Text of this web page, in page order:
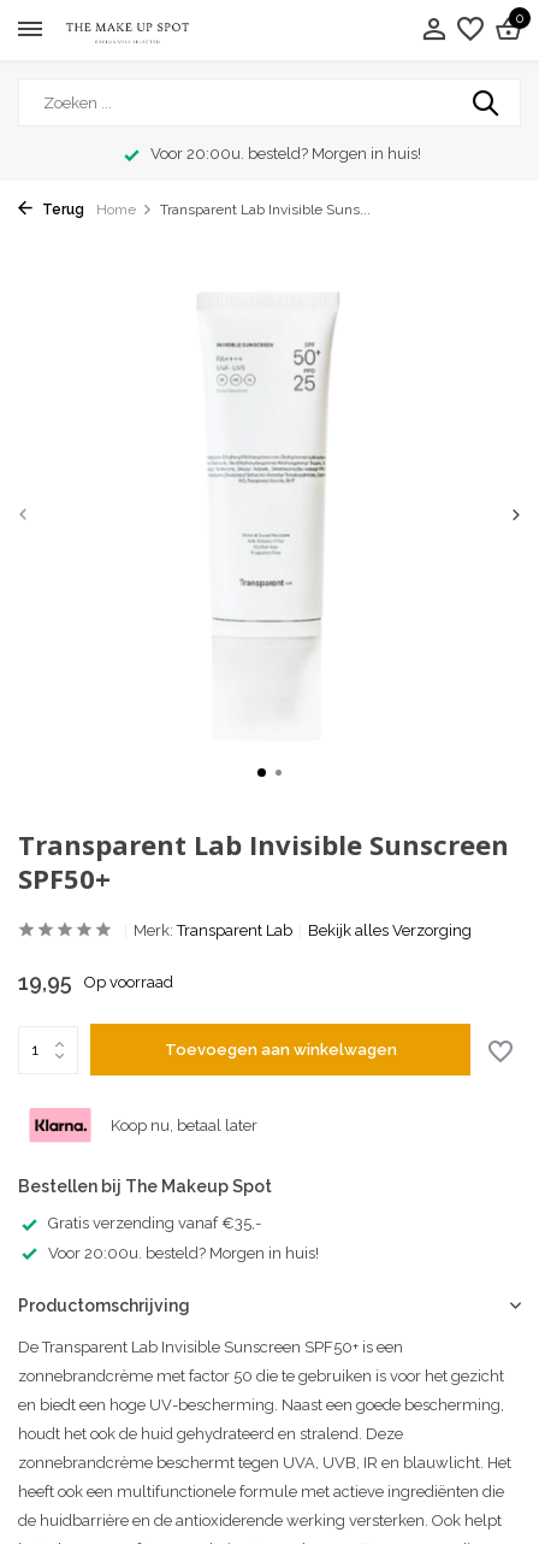
0
Voor 20:00u. besteld? Morgen in huis!
Terug Home Transparent Lab Invisible Suns...
Transparent Lab Invisible Sunscreen
SPF50+
Merk:Transparent Lab Bekijk alles Verzorging
19,95 Op voorraad
Toevoegen aan winkelwagen
Koop nu, betaal later
Bestellen bij The Makeup Spot
Gratis verzending vanaf €35,-
Voor 20:00u. besteld? Morgen in huis!
Productomschrijving
De Transparent Lab Invisible Sunscreen SPF50+ is een
zonnebrandcrème met factor 50 die te gebruiken is voor het gezicht
en biedt een hoge UV-bescherming. Naast een goede bescherming,
houdt het ook de huid gehydrateerd en stralend. Deze
zonnebrandcrème beschermt tegen UVA, UVB, IR en blauwlicht. Het
heeft ook een multifunctionele formule met actieve ingrediënten die
de huidbarrière en de antioxiderende werking versterken. Ook helpt